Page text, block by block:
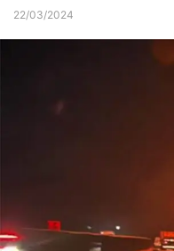
22/03/2024